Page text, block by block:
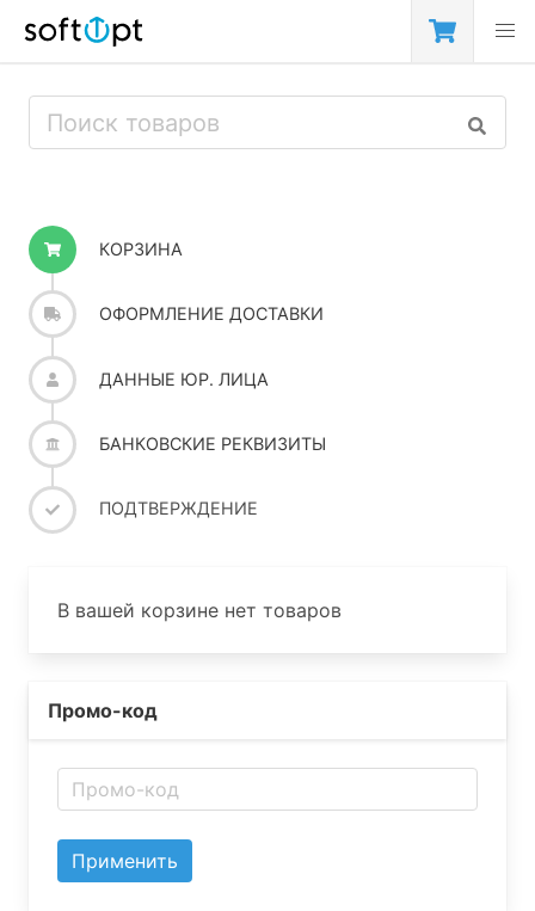
КОРЗИНА
ОФОРМЛЕНИЕ ДОСТАВКИ
ДАННЫЕ ЮР. ЛИЦА
БАНКОВСКИЕ РЕКВИЗИТЫ
ПОДТВЕРЖДЕНИЕ
В вашей корзине нет товаров
Промо-код
Применить